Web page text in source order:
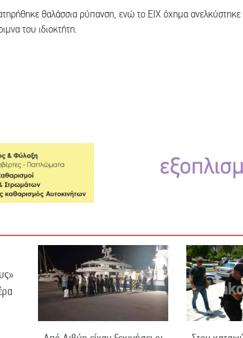
θαλάσσια ρύπανση, ενώ το ΕΙΧ όχημα
του ιδιοκτήτη.